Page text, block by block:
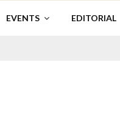
EVENTS EDITORIAL